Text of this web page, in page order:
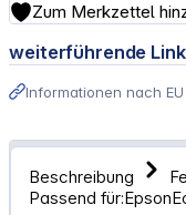
Zum Merkzettel
weiterführende
Informationen nach
Beschreibung
Passend